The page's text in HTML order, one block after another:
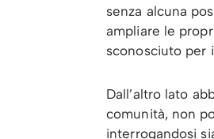
senza alcuna
ampliare le
sconosciuto per
Dall’altro lato
comunità, non
interrogandosi